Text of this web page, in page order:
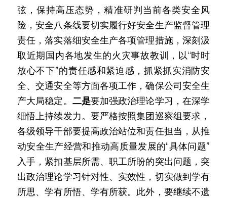
弦，保持高压态势，精准研判当前各类安全风
险，安全八条线要切实履行好安全生产监督管理
责任，落实落细安全生产各项管理措施，深刻汲
取近期国内各地发生的火灾事故教训，以“时时
放心不下”的责任感和紧迫感，抓紧抓实消防安
全、交通安全等方面各项工作，确保公司安全生
产大局稳定。 二是要加强政治理论学习，在深学
细悟上持续发力。要严格按照集团巡察组要求，
各级领导干部要提高政治站位和责任担当，从推
动安全生产经营和推动高质量发展的“具体问题”
入手，紧扣基层所需、职工所盼的突出问题，突
出政治理论学习针对性、实效性，切实做到学有
所思、学有所悟、学有所获。此外，要继续不遗